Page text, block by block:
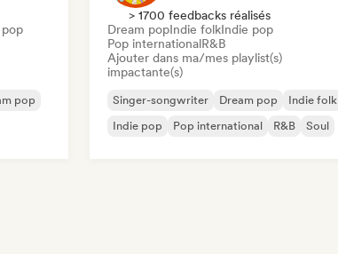
pop
> 1700 feedbacks réalisés
Dream popIndie folkIndie pop
Pop internationalR&B
Ajouter dans ma/mes playlist(s)
impactante(s)
Singer-songwriter Dream pop
Indie folk
Indie pop
Pop international R&B Soul